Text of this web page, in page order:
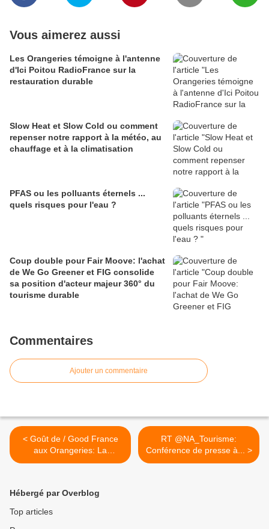
Vous aimerez aussi
Les Orangeries témoigne à l'antenne
d'Ici Poitou RadioFrance sur la
restauration durable
Slow Heat et Slow Cold ou comment
repenser notre rapport à la météo, au
chauffage et à la climatisation
PFAS ou les polluants éternels ...
quels risques pour l'eau ?
Coup double pour Fair Moove: l'achat
de We Go Greener et FIG consolide
sa position d'acteur majeur 360° du
tourisme durable
Commentaires
Ajouter un commentaire
< Goût de / Good France
aux Orangeries: La
gastronomie à la française
RT @NA_Tourisme:
Conférence de presse à... >
Hébergé par Overblog
Top articles